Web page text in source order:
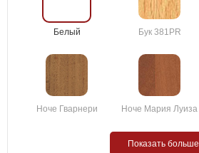
Белый Бук 381PR
Ноче Гварнери Ноче Мария Луиза
Показать больше